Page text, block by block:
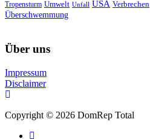
Tropensturm Umwelt Unfall USA Verbrechen
Überschwemmung
Über uns
Impressum
Disclaimer
Copyright © 2026 DomRep Total